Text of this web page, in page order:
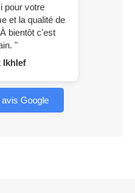
pour votre
et la qualité de
bientôt c'est
"
Ikhlef
Google